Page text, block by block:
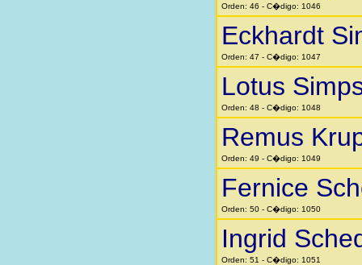
Orden: 46 - C�digo: 1046
Eckhardt
Orden: 47 - C�digo: 1047
Lotus
Orden: 48 - C�digo: 1048
Remus
Orden: 49 - C�digo: 1049
Fernice
Orden: 50 - C�digo: 1050
Ingrid
Orden: 51 - C�digo: 1051